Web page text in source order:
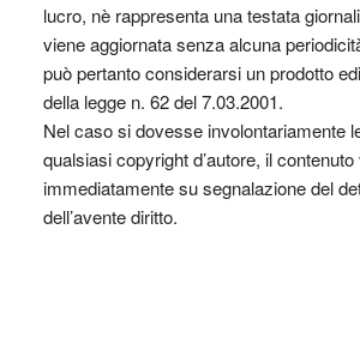
lucro, nè rappresenta una testata
viene aggiornata senza alcuna
può pertanto considerarsi un prodotto
della legge n. 62 del 7.03.2001.
Nel caso si dovesse involontariamente
qualsiasi copyright d’autore, il
immediatamente su segnalazione del
dell’avente diritto.